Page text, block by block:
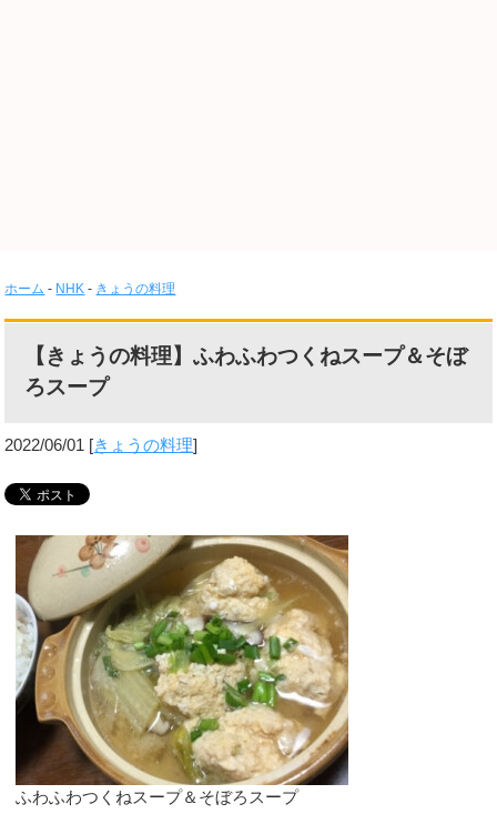
ホーム - NHK - きょうの料理
【きょうの料理】ふわふわつくねスープ＆そぼ
ろスープ
2022/06/01 [きょうの料理]
ふわふわつくねスープ＆そぼろスープ